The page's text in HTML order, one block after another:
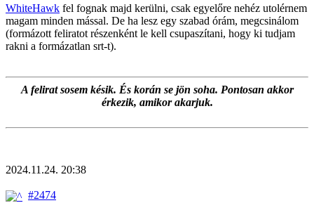
WhiteHawk fel fognak majd kerülni, csak egyelőre nehéz utolérnem
magam minden mással. De ha lesz egy szabad órám, megcsinálom
(formázott feliratot részenként le kell csupaszítani, hogy ki tudjam
rakni a formázatlan srt-t).
A felirat sosem késik. És korán se jön soha. Pontosan akkor
érkezik, amikor akarjuk.
2024.11.24. 20:38
#2474